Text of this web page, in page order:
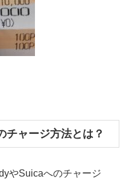
チャージ方法とは？
やSuicaへのチャージ